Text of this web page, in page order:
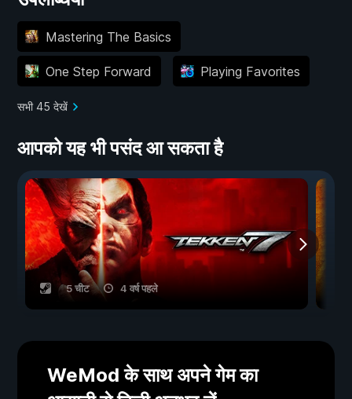
Mastering The Basics
One Step Forward Playing Favorites
सभी 45 देखें
आपको यह भी पसंद आ सकता है
5 चीट 4 वर्ष पहले
WeMod के साथ अपने गेम का